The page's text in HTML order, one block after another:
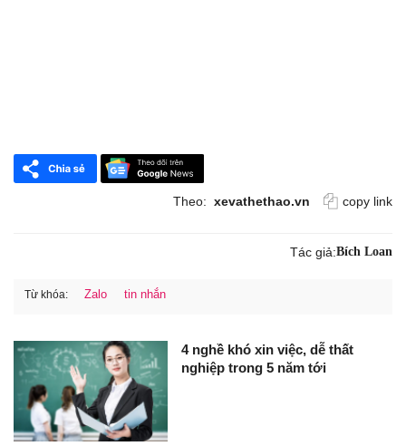
Theo: xevathethao.vn copy link
Tác giả:Bích Loan
Từ khóa: Zalo tin nhắn
4 nghề khó xin việc, dễ thất
nghiệp trong 5 năm tới